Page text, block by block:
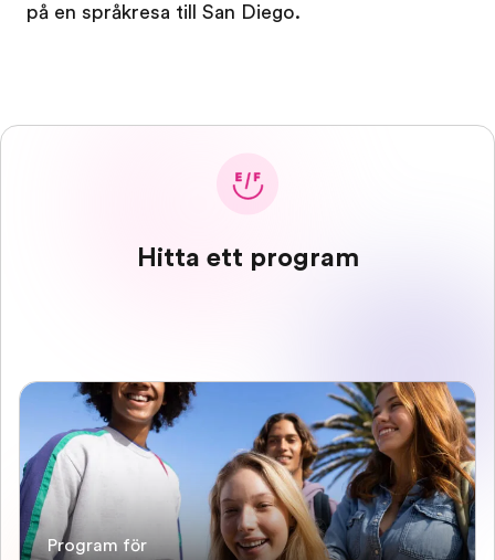
på en språkresa till San Diego.
Hitta ett program
Program för